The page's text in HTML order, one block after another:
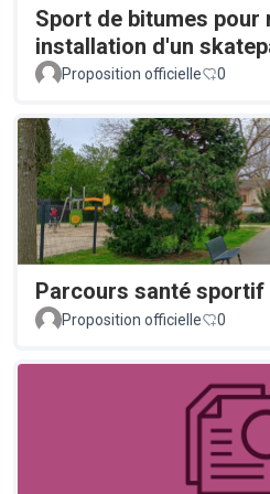
Sport de bitumes pour
installation d'un
Proposition officielle 0
Parcours santé sportif
Proposition officielle
0